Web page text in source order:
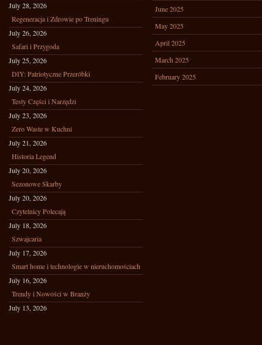
July 28, 2026
Regeneracja i Zdrowie po Treningu
July 26, 2026
Safari i Przygoda
July 25, 2026
DIY: Patriotyczne Przeróbki
July 24, 2026
Testy Części i Narzędzi
July 23, 2026
Zero Waste w Kuchni
July 21, 2026
Historia Legend
July 20, 2026
Sezonowe Skarby
July 20, 2026
Czytelnicy Polecają
July 18, 2026
Szwajcaria
July 17, 2026
Smart home i technologie w nieruchomościach
July 16, 2026
Trendy i Nowości w Branży
July 13, 2026
June 2025
May 2025
April 2025
March 2025
February 2025